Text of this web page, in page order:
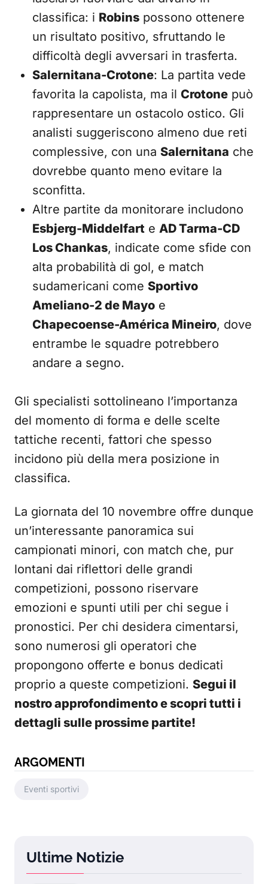
classifica: i Robins possono ottenere
un risultato positivo, sfruttando le
difficoltà degli avversari in trasferta.
Salernitana-Crotone: La partita vede
favorita la capolista, ma il Crotone può
rappresentare un ostacolo ostico. Gli
analisti suggeriscono almeno due reti
complessive, con una Salernitana che
dovrebbe quanto meno evitare la
sconfitta.
Altre partite da monitorare includono
Esbjerg-Middelfart e AD Tarma-CD
Los Chankas, indicate come sfide con
alta probabilità di gol, e match
sudamericani come Sportivo
Ameliano-2 de Mayo e
Chapecoense-América Mineiro, dove
entrambe le squadre potrebbero
andare a segno.
Gli specialisti sottolineano l’importanza
del momento di forma e delle scelte
tattiche recenti, fattori che spesso
incidono più della mera posizione in
classifica.
La giornata del 10 novembre offre dunque
un’interessante panoramica sui
campionati minori, con match che, pur
lontani dai riflettori delle grandi
competizioni, possono riservare
emozioni e spunti utili per chi segue i
pronostici. Per chi desidera cimentarsi,
sono numerosi gli operatori che
propongono offerte e bonus dedicati
proprio a queste competizioni. Segui il
nostro approfondimento e scopri tutti i
dettagli sulle prossime partite!
ARGOMENTI
Eventi sportivi
Ultime Notizie